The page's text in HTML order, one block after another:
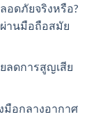
อดภัยจริงหรือ?
ผ่านมือถือสมัย
ลดการสูญเสีย
มือกลางอากาศ